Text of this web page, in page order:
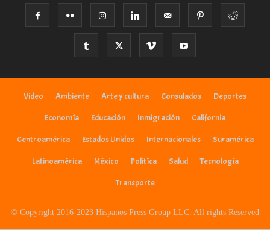
Video Ambiente Arte y cultura Consulados Deportes
Economía Educación Inmigración California
Centroamérica Estados Unidos Internacionales Suramérica
Latinoamérica México Politíca Salud Tecnología
Transporte
© Copyright 2016-2023 Hispanos Press Group LLC. All rights Reserved